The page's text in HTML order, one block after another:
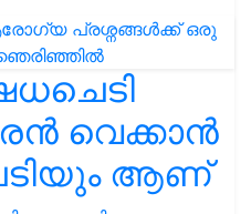
വെക്കാൻ
ആണ്